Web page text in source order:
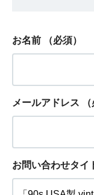
お名前 （必須）
メールアドレス
お問い合わせタイ